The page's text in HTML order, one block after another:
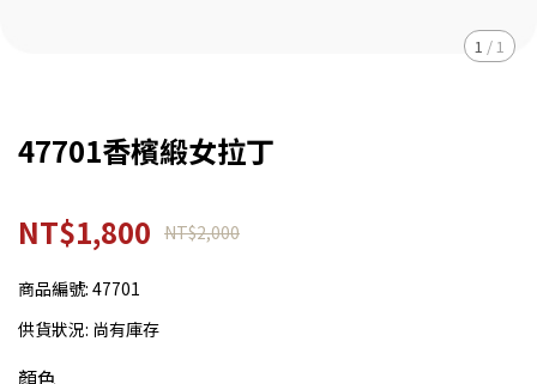
1 / 1
47701香檳緞女拉丁
NT$1,800 NT$2,000
商品編號: 47701
供貨狀況: 尚有庫存
顏色